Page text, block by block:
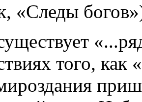
«Следы
того, как